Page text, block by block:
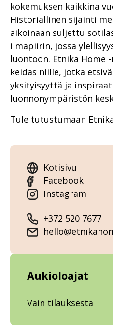
kokemuksen kaikkina
Historiallinen sijainti
aikoinaan suljettu
ilmapiirin, jossa
luontoon. Etnika
keidas niille, jotka
yksityisyyttä ja
luonnonympäristön
Tule tutustumaan
Kotisivu
Facebook
Instagram
+372 520 7677
Aukioloajat
Vain tilauksesta